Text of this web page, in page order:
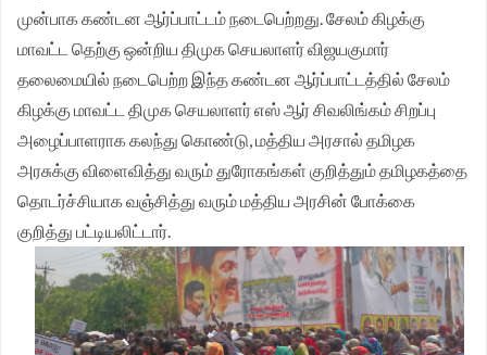
முன்பாக கண்டன ஆர்ப்பாட்டம் நடைபெற்றது. சேலம் கிழக்கு
மாவட்ட தெற்கு ஒன்றிய திமுக செயலாளர் விஜயகுமார்
தலைமையில் நடைபெற்ற இந்த கண்டன ஆர்ப்பாட்டத்தில் சேலம்
கிழக்கு மாவட்ட திமுக செயலாளர் எஸ் ஆர் சிவலிங்கம் சிறப்பு
அழைப்பாளராக கலந்து கொண்டு, மத்திய அரசால் தமிழக
அரசுக்கு விளைவித்து வரும் துரோகங்கள் குறித்தும் தமிழகத்தை
தொடர்ச்சியாக வஞ்சித்து வரும் மத்திய அரசின் போக்கை
குறித்து பட்டியலிட்டார்.